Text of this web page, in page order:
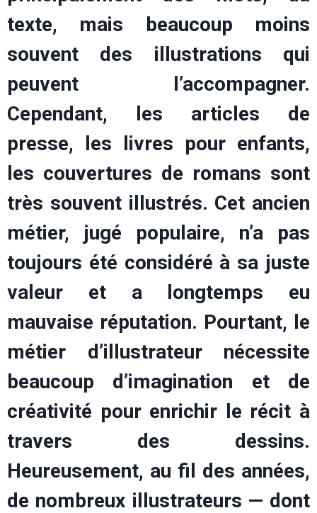
texte, mais beaucoup moins
souvent des illustrations qui
peuvent l’accompagner.
Cependant, les articles de
presse, les livres pour enfants,
les couvertures de romans sont
très souvent illustrés. Cet ancien
métier, jugé populaire, n’a pas
toujours été considéré à sa juste
valeur et a longtemps eu
mauvaise réputation. Pourtant, le
métier d’illustrateur nécessite
beaucoup d’imagination et de
créativité pour enrichir le récit à
travers des dessins.
Heureusement, au fil des années,
de nombreux illustrateurs — dont